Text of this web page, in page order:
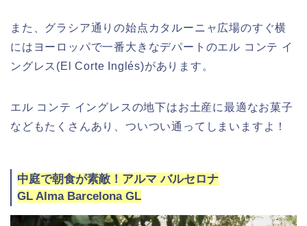
また、グラシア通りの始点カタルーニャ広場のすぐ横
にはヨーロッパで一番大きなデパートのエル コンテ イ
ングレス(El Corte Inglés)があります。
エル コンテ イングレスの地下はお土産に最適なお菓子
などもたくさんあり、ついつい通ってしまいますよ！
中庭で朝食が素敵！アルマ バルセロナ
GL Alma Barcelona GL